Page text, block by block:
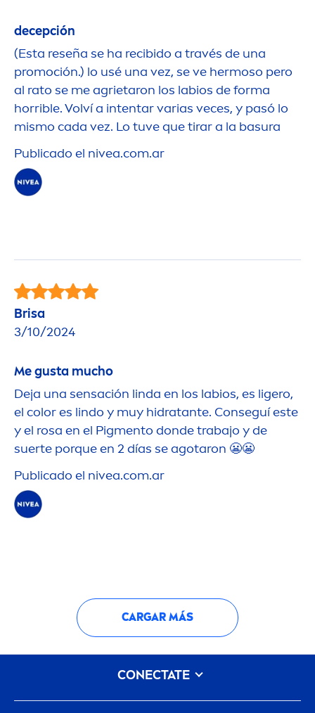
decepción
(Esta reseña se ha recibido a través de una
promoción.) lo usé una vez, se ve hermoso pero
al rato se me agrietaron los labios de forma
horrible. Volví a intentar varias veces, y pasó lo
mismo cada vez. Lo tuve que tirar a la basura
Publicado el nivea.com.ar
Brisa
3/10/2024
Me gusta mucho
Deja una sensación linda en los labios, es ligero,
el colores lindo y muy hidratante. Conseguí este
y el rosa en el Pigmento donde trabajo y de
suerte porque en 2 días se agotaron 😬😬
Publicado el nivea.com.ar
CARGAR MÁS
CONECTATE